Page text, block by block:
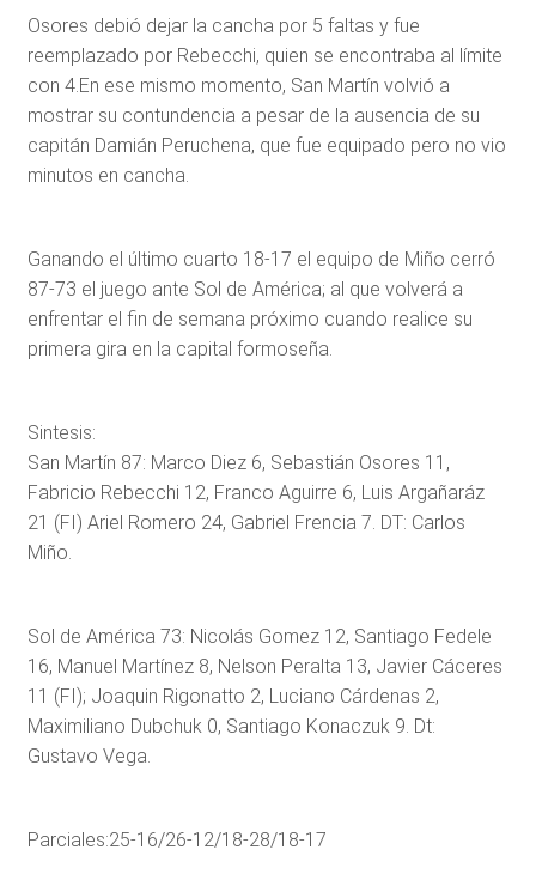
Osores debió dejar la cancha por 5 faltas y fue
reemplazado por Rebecchi, quien se encontraba al límite
con 4.En ese mismo momento, San Martín volvió a
mostrar su contundencia a pesar de la ausencia de su
capitán Damián Peruchena, que fue equipado pero no vio
minutos en cancha.
Ganando el último cuarto 18-17 el equipo de Miño cerró
87-73 el juego ante Sol de América; al que volverá a
enfrentar el fin de semana próximo cuando realice su
primera gira en la capital formoseña.
Sintesis:
San Martín 87: Marco Diez 6, Sebastián Osores 11,
Fabricio Rebecchi 12, Franco Aguirre 6, Luis Argañaráz
21 (FI) Ariel Romero 24, Gabriel Frencia 7. DT: Carlos
Miño.
Sol de América 73: Nicolás Gomez 12, Santiago Fedele
16, Manuel Martínez 8, Nelson Peralta 13, Javier Cáceres
11 (FI); Joaquin Rigonatto 2, Luciano Cárdenas 2,
Maximiliano Dubchuk 0, Santiago Konaczuk 9. Dt:
Gustavo Vega.
Parciales:25-16/26-12/18-28/18-17